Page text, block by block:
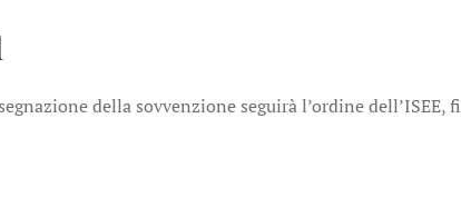
della sovvenzione seguirà l’ordine dell’ISEE,